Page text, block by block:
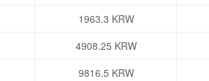
1963.3 KRW
4908.25 KRW
9816.5 KRW